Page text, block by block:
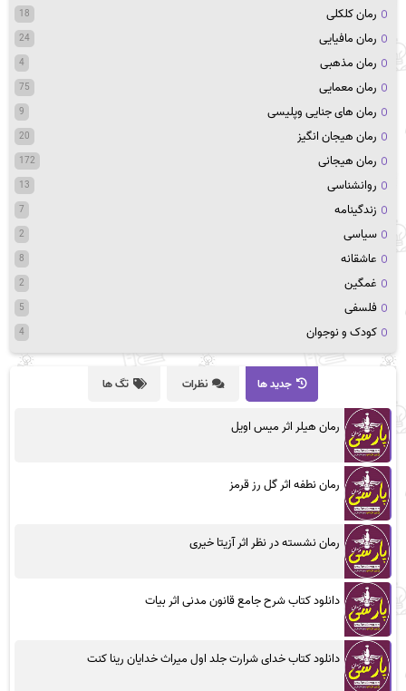
رمان کلکلی 18
رمان مافیایی 24
رمان مذهبی 4
رمان معمایی 75
رمان های جنایی وپلیسی 9
رمان هیجان انگیز 20
رمان هیجانی 172
روانشناسی 13
زندگینامه 7
سیاسی 2
عاشقانه 8
غمگین 2
فلسفی 5
کودک و نوجوان 4
جدید ها نظرات تگ ها
رمان هیلر اثر میس اویل
رمان نطفه اثر گل رز قرمز
رمان نشسته در نظر اثر آزیتا خیری
دانلود کتاب شرح جامع قانون مدنی اثر بیات
دانلود کتاب خدای شرارت جلد اول میراث خدایان رینا کنت